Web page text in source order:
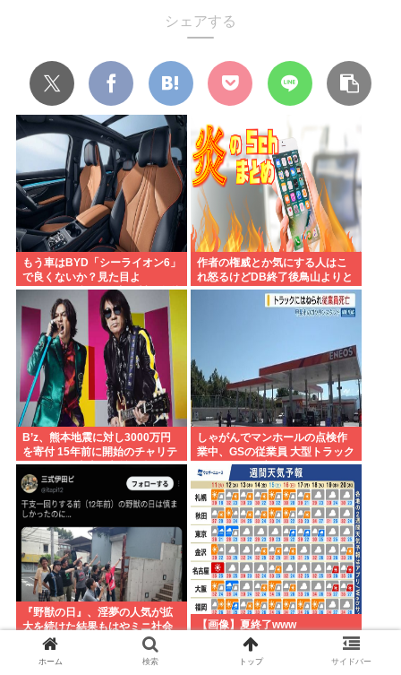
シェアする
もう車はBYD「シーライオン6」
で良くないか？見た目よ
し.PH.EV.保証長い.中国製…嫌儲
民が求めるものが全てある
作者の権威とか気にする人はこ
れ怒るけどDB終了後鳥山よりと
よたろうのほうがデザインカッ
B’z、熊本地震に対し3000万円
を寄付 15年前に開始のチャリテ
ィーグッズ売上の収益も含まれ
る
しゃがんでマンホールの点検作
業中、GSの従業員 大型トラック
にはねられ死亡
『野獣の日』、淫夢の人気が拡
大を続けた結果もはやミニ社会
現象レベルになってしまう 果た
してどう終着するのか？
【画像】夏終了www
ホーム 検索 トップ サイドバー